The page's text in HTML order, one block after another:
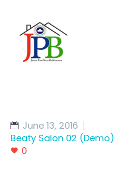
June 13, 2016
Beaty Salon 02 (Demo)
0